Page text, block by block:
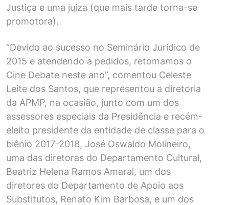
Justiça e uma juíza (que mais tarde torna-se
promotora).
“Devido ao sucesso no Seminário Jurídico de
2015 e atendendo a pedidos, retomamos o
Cine Debate neste ano”, comentou Celeste
Leite dos Santos, que representou a diretoria
da APMP, na ocasião, junto com um dos
assessores especiais da Presidência e recém-
eleito presidente da entidade de classe para o
biênio 2017-2018, José Oswaldo Molineiro,
uma das diretoras do Departamento Cultural,
Beatriz Helena Ramos Amaral, um dos
diretores do Departamento de Apoio aos
Substitutos, Renato Kim Barbosa, e um dos